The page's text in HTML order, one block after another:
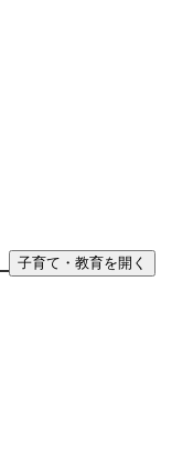
子育て・教育を開く